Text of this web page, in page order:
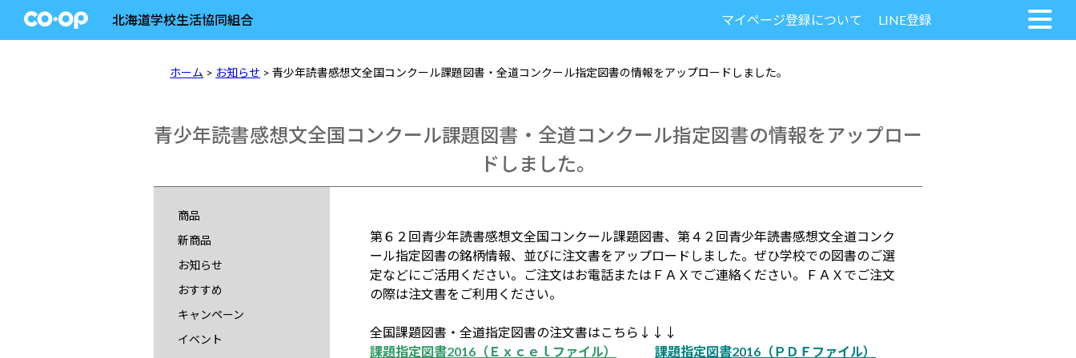
北海道学校生活協同組合 マイページ登録について LINE登録
ホーム > お知らせ > 青少年読書感想文全国コンクール課題図書・全道コンクール指定図書の情報をアップロードしました。
青少年読書感想文全国コンクール課題図書・全道コンクール指定図書の情報をアップロー
ドしました。
第６２回青少年読書感想文全国コンクール課題図書、第４２回青少年読書感想文全道コンク
ール指定図書の銘柄情報、並びに注文書をアップロードしました。ぜひ学校での図書のご選
定などにご活用ください。ご注文はお電話またはＦＡＸでご連絡ください。ＦＡＸでご注文
の際は注文書をご利用ください。
全国課題図書・全道指定図書の注文書はこちら↓↓↓
課題指定図書2016 （Ｅｘｃｅｌファイル） 課題指定図書2016 （ＰＤＦファイル）
商品
新商品
お知らせ
おすすめ
キャンペーン
イベント